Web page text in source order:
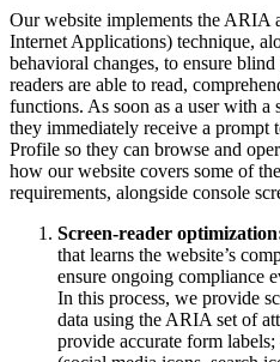
Our website implements the ARIA
Internet Applications) technique,
behavioral changes, to ensure
readers are able to read,
functions. As soon as a user with a
they immediately receive a prompt
Profile so they can browse and
how our website covers some of
requirements, alongside console
Screen-reader
that learns the website’s
ensure ongoing compliance
In this process, we provide
data using the ARIA set of
provide accurate form